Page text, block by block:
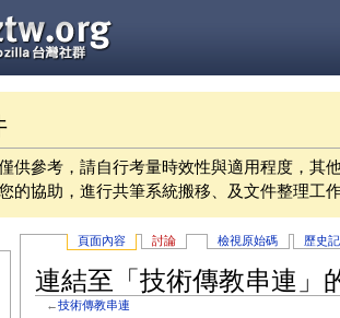
供參考，請自行考量時效性與適用程度，其
的協助，進行共筆系統搬移、及文件整理工
頁面內容 討論 檢視原始碼 歷史
連結至「技術傳教串連」
←技術傳教串連